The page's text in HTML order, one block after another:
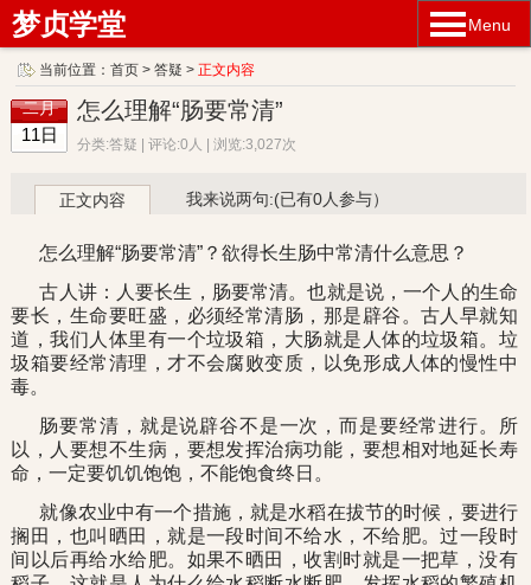
Menu
梦贞学堂
当前位置：首页 >答疑 >正文内容
二月
11日
怎么理解“肠要常清”
分类:答疑 | 评论:0人 | 浏览:3,027次
正文内容 我来说两句:(已有0人参与）
怎么理解“肠要常清”？欲得长生肠中常清什么意思？
古人讲：人要长生，肠要常清。也就是说，一个人的生命
要长，生命要旺盛，必须经常清肠，那是辟谷。古人早就知
道，我们人体里有一个垃圾箱，大肠就是人体的垃圾箱。垃
圾箱要经常清理，才不会腐败变质，以免形成人体的慢性中
毒。
肠要常清，就是说辟谷不是一次，而是要经常进行。所
以，人要想不生病，要想发挥治病功能，要想相对地延长寿
命，一定要饥饥饱饱，不能饱食终日。
就像农业中有一个措施，就是水稻在拔节的时候，要进行
搁田，也叫晒田，就是一段时间不给水，不给肥。过一段时
间以后再给水给肥。如果不晒田，收割时就是一把草，没有